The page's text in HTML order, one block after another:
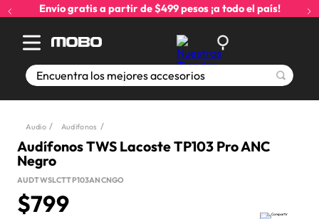
Envío gratis a partir de $499 pesos ¡a todo el país!
Encuentra los mejores accesorios
Audio Audifonos
Audífonos TWS Lacoste TP103 Pro ANC
Negro
AUDTWSLCTTP103ANCNGO
$799